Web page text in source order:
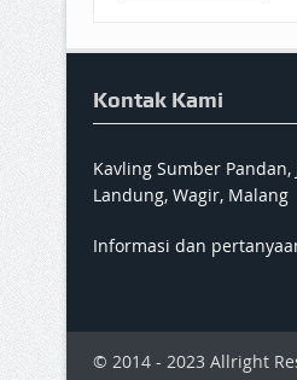
Kontak Kami
Kavling Sumber Pandan,
Landung, Wagir, Malang
Informasi dan
© 2014 - 2023 Allright